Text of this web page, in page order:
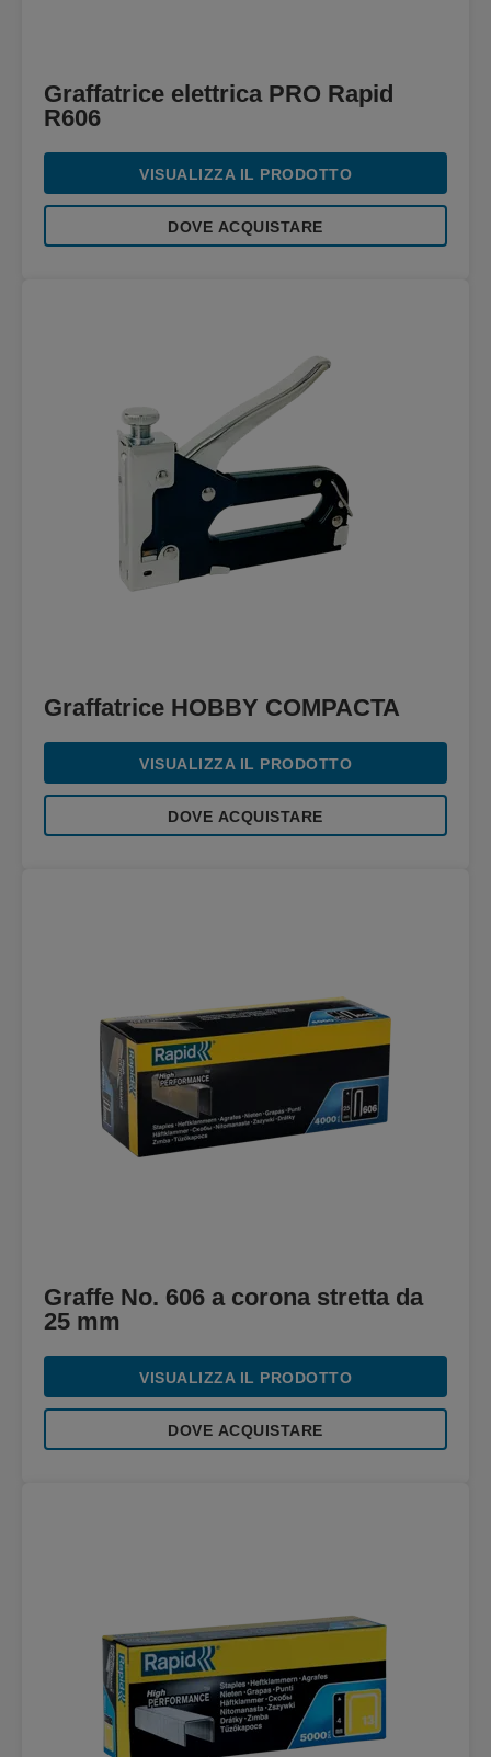
Graffatrice elettrica PRO Rapid
R606
VISUALIZZA IL PRODOTTO
DOVE ACQUISTARE
Graffatrice HOBBY COMPACTA
VISUALIZZA IL PRODOTTO
DOVE ACQUISTARE
Graffe No. 606 a corona stretta da
25 mm
VISUALIZZA IL PRODOTTO
DOVE ACQUISTARE